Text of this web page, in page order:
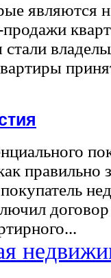
являются
правильно